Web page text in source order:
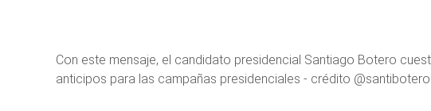
Con este mensaje, el candidato presidencial Santiago Botero
anticipos para las campañas presidenciales - crédito